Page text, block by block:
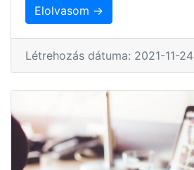
Elolvasom →
Létrehozás dátuma: 2021-11-24